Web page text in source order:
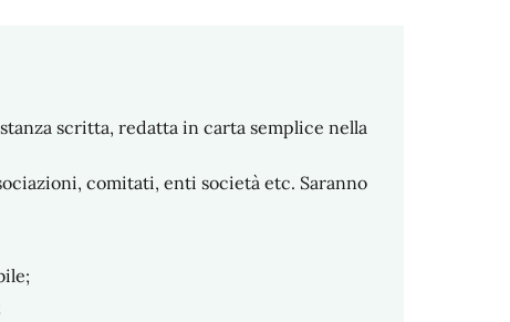
scritta, redatta in carta semplice nella
comitati, enti società etc. Saranno